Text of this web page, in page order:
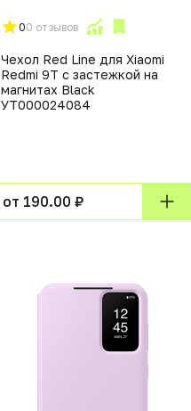
00 отзывов
Чехол Red Line для Xiaomi
Redmi 9T с застежкой на
магнитах Black
УТ000024084
от 190.00 ₽